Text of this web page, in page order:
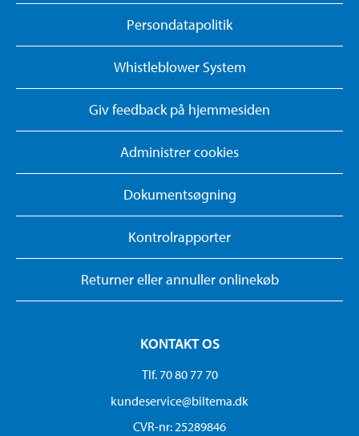
Persondatapolitik
Whistleblower System
Giv feedback på hjemmesiden
Administrer cookies
Dokumentsøgning
Kontrolrapporter
Returner eller annuller onlinekøb
KONTAKT OS
Tlf. 70 80 77 70
kundeservice@biltema.dk
CVR-nr: 25289846